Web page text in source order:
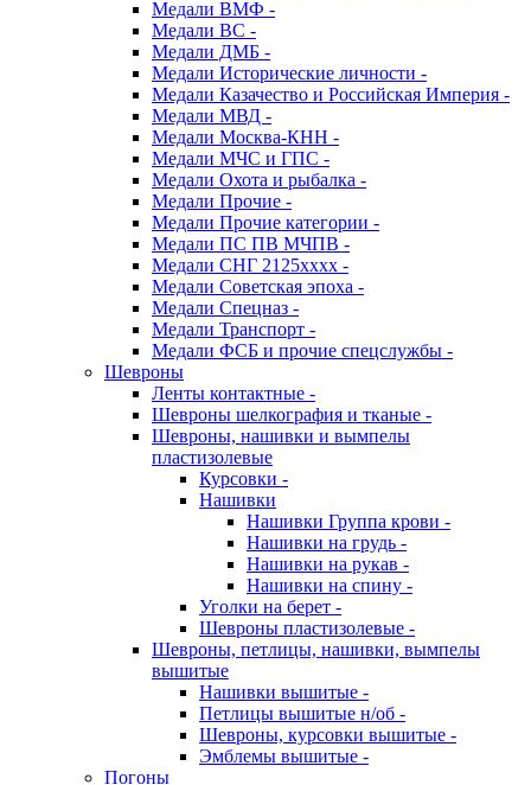
Медали ВМФ -
Медали ВС -
Медали ДМБ -
Медали Исторические личности -
Медали Казачество и Российская Империя -
Медали МВД -
Медали Москва-КНН -
Медали МЧС и ГПС -
Медали Охота и рыбалка -
Медали Прочие -
Медали Прочие категории -
Медали ПС ПВ МЧПВ -
Медали СНГ 2125хххх -
Медали Советская эпоха -
Медали Спецназ -
Медали Транспорт -
Медали ФСБ и прочие спецслужбы -
Шевроны
Ленты контактные -
Шевроны шелкография и тканые -
Шевроны, нашивки и вымпелы
пластизолевые
Курсовки -
Нашивки
Нашивки Группа крови -
Нашивки на грудь -
Нашивки на рукав -
Нашивки на спину -
Уголки на берет -
Шевроны пластизолевые -
Шевроны, петлицы, нашивки, вымпелы
вышитые
Нашивки вышитые -
Петлицы вышитые н/об -
Шевроны, курсовки вышитые -
Эмблемы вышитые -
Погоны